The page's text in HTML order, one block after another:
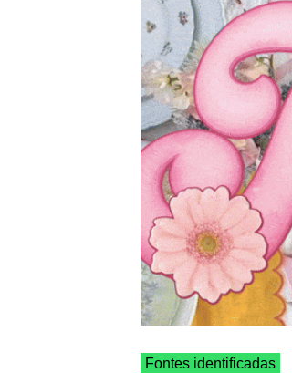
Fontes identificadas